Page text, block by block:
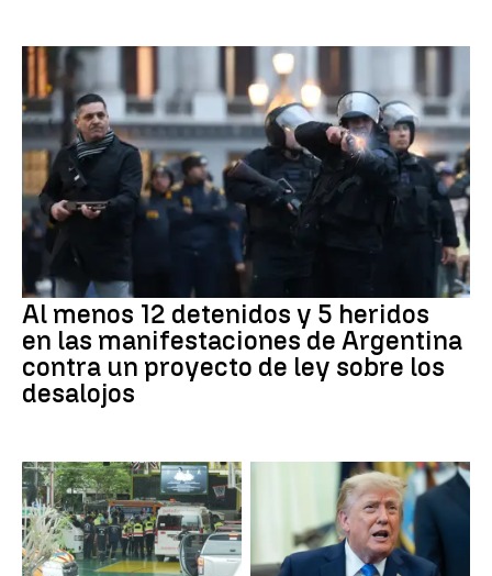
Al menos 12 detenidos y 5 heridos
en las manifestaciones de Argentina
contra un proyecto de ley sobre los
desalojos